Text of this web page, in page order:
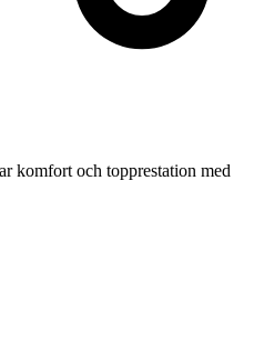
komfort och topprestation med